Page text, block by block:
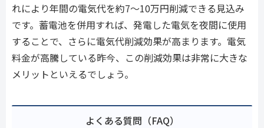
れにより年間の電気代を約7〜10万円削減できる見込み
です。蓄電池を併用すれば、発電した電気を夜間に使用
することで、さらに電気代削減効果が高まります。電気
料金が高騰している昨今、この削減効果は非常に大きな
メリットといえるでしょう。
よくある質問（FAQ）